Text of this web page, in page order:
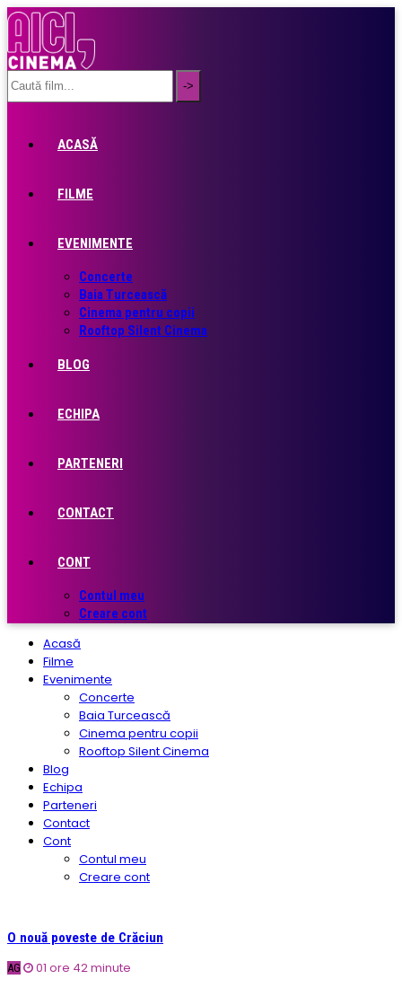
ACASĂ
FILME
EVENIMENTE
Concerte
Baia Turcească
Cinema pentru copii
Rooftop Silent Cinema
BLOG
ECHIPA
PARTENERI
CONTACT
CONT
Contul meu
Creare cont
Acasă
Filme
Evenimente
Concerte
Baia Turcească
Cinema pentru copii
Rooftop Silent Cinema
Blog
Echipa
Parteneri
Contact
Cont
Contul meu
Creare cont
O nouă poveste de Crăciun
AG
01 ore 42 minute